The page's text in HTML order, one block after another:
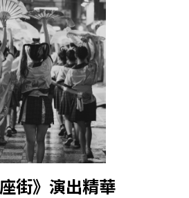
街》演出精華